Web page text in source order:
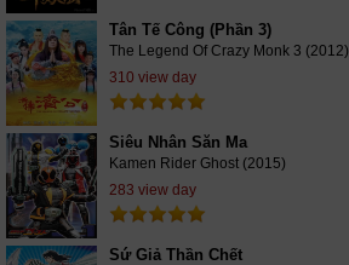
Tân Tế Công (Phần 3)
The Legend Of Crazy Monk 3 (2012)
310 view day
Siêu Nhân Săn Ma
Kamen Rider Ghost (2015)
283 view day
Sứ Giả Thần Chết